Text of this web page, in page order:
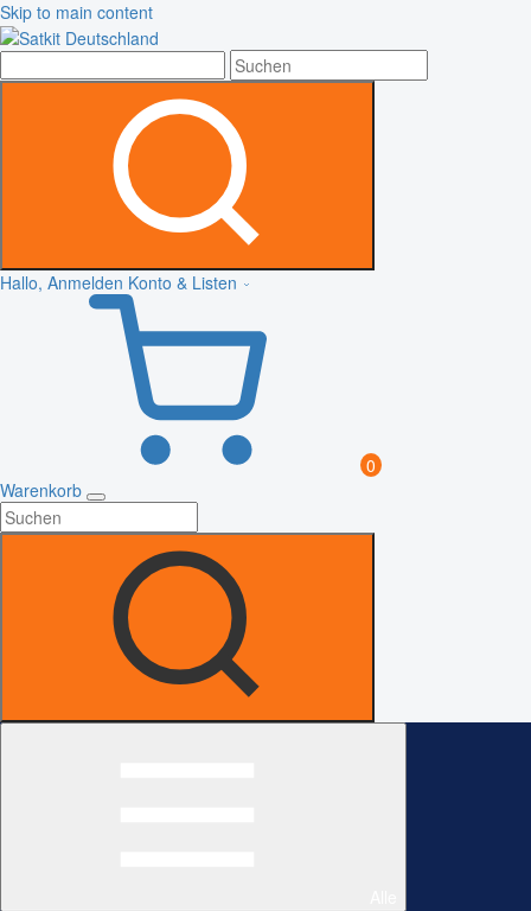
Skip to main content
Hallo, Anmelden Konto & Listen
0
Warenkorb